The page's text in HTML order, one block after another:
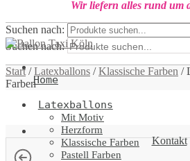
Wir liefern alles rund um
Suchen nach:
Kontakt
Suchen nach:
Home
Latexballons
Mit Motiv
Herzform
Klassische Farben
Pastell Farben
Start /Latexballons /Klassische Farben /
Farben